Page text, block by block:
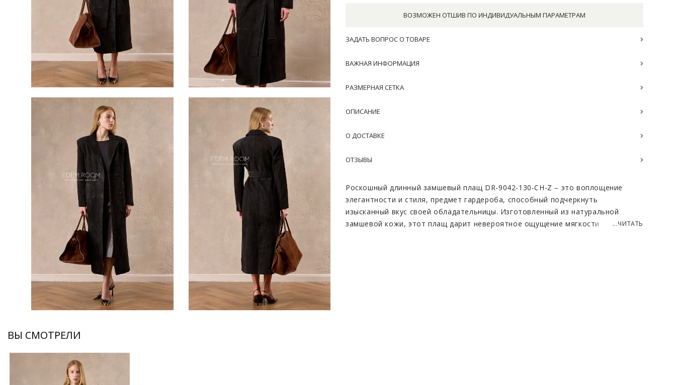
ВОЗМОЖЕН ОТШИВ ПО ИНДИВИДУАЛЬНЫМ ПАРАМЕТРАМ
ЗАДАТЬ ВОПРОС О ТОВАРЕ
ВАЖНАЯ ИНФОРМАЦИЯ
РАЗМЕРНАЯ СЕТКА
ОПИСАНИЕ
О ДОСТАВКЕ
ОТЗЫВЫ
Роскошный длинный замшевый плащ DR-9042-130-CH-Z – это воплощение
элегантности и стиля, предмет гардероба, способный подчеркнуть
изысканный вкус своей обладательницы. Изготовленный из натуральной
замшевой кожи, этот плащ дарит невероятное ощущение мягкости и
...ЧИТАТЬ
ВЫ СМОТРЕЛИ